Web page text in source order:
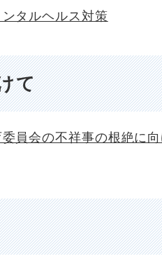
タルヘルス対策
て
員会の不祥事の根絶に